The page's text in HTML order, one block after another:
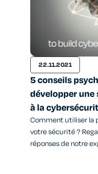
22.11.2021
5 conseils
développer
à la
Comment utiliser la
votre sécurité ?
réponses de notre